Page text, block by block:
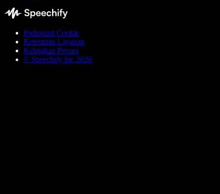
Preferensi Cookie
Ketentuan Layanan
Kebijakan Privasi
© Speechify Inc 2026